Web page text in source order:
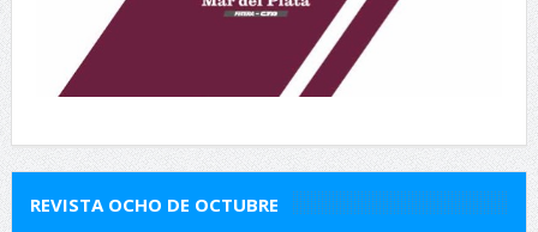
REVISTA OCHO DE OCTUBRE